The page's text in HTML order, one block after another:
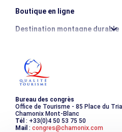
Boutique en ligne
Destination montagne durable
Photothèque
Bureau des congrès
Office de Tourisme - 85 Place du
Chamonix Mont-Blanc
Tél : +33(0)4 50 53 75 50
Mail : congres@chamonix.com